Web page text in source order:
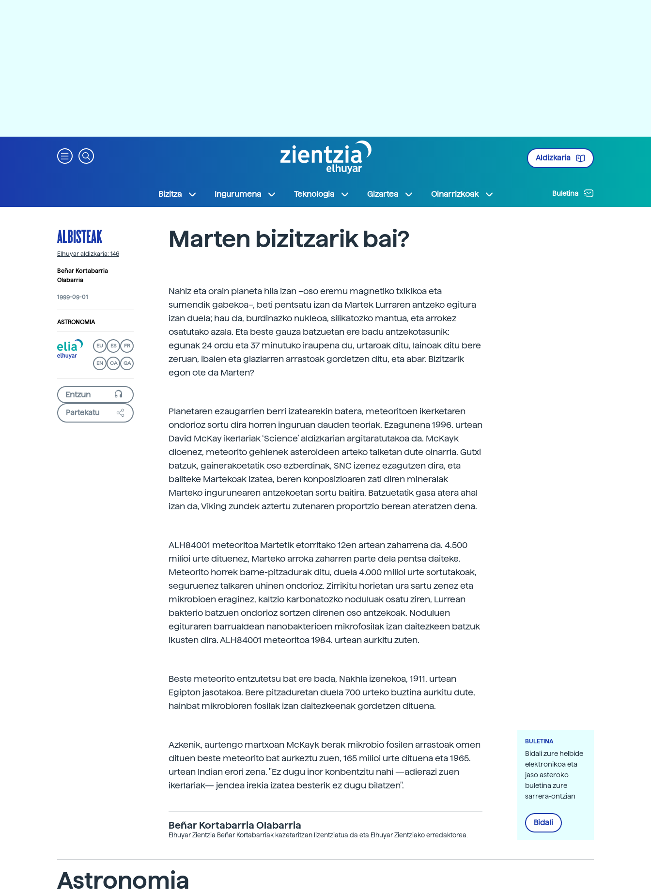
Aldizkaria
Bizitza Ingurumena Teknologia Gizartea Oinarrizkoak Buletina
ALBISTEAK
Elhuyar aldizkaria: 146
Beñar Kortabarria
Olabarria
1999-09-01
ASTRONOMIA
EU ES FR
EN CA GA
Partekatu
Marten bizitzarik bai?
Nahiz eta orain planeta hila izan –oso eremu magnetiko txikikoa eta
sumendik gabekoa–, beti pentsatu izan da Martek Lurraren antzeko egitura
izan duela; hau da, burdinazko nukleoa, silikatozko mantua, eta arrokez
osatutako azala. Eta beste gauza batzuetan ere badu antzekotasunik:
egunak 24 ordu eta 37 minutuko iraupena du, urtaroak ditu, lainoak ditu bere
zeruan, ibaien eta glaziarren arrastoak gordetzen ditu, eta abar. Bizitzarik
egon ote da Marten?
Planetaren ezaugarrien berri izatearekin batera, meteoritoen ikerketaren
ondorioz sortu dira horren inguruan dauden teoriak. Ezagunena 1996. urtean
David McKay ikerlariak ‘Science’ aldizkarian argitaratutakoa da. McKayk
dioenez, meteorito gehienek asteroideen arteko talketan dute oinarria. Gutxi
batzuk, gainerakoetatik oso ezberdinak, SNC izenez ezagutzen dira, eta
baliteke Martekoak izatea, beren konposizioaren zati diren mineralak
Marteko ingurunearen antzekoetan sortu baitira. Batzuetatik gasa atera ahal
izan da, Viking zundek aztertu zutenaren proportzio berean ateratzen dena.
ALH84001 meteoritoa Martetik etorritako 12en artean zaharrena da. 4.500
milioi urte dituenez, Marteko arroka zaharren parte dela pentsa daiteke.
Meteorito horrek barne-pitzadurak ditu, duela 4.000 milioi urte sortutakoak,
seguruenez talkaren uhinen ondorioz. Zirrikitu horietan ura sartu zenez eta
mikrobioen eraginez, kaltzio karbonatozko noduluak osatu ziren, Lurrean
bakterio batzuen ondorioz sortzen direnen oso antzekoak. Noduluen
egituraren barrualdean nanobakterioen mikrofosilak izan daitezkeen batzuk
ikusten dira. ALH84001 meteoritoa 1984. urtean aurkitu zuten.
Beste meteorito entzutetsu bat ere bada, Nakhla izenekoa, 1911. urtean
Egipton jasotakoa. Bere pitzaduretan duela 700 urteko buztina aurkitu dute,
hainbat mikrobioren fosilak izan daitezkeenak gordetzen dituena.
Azkenik, aurtengo martxoan McKayk berak mikrobio fosilen arrastoak omen
dituen beste meteorito bat aurkeztu zuen, 165 milioi urte dituena eta 1965.
urtean Indian erori zena. "Ez dugu inor konbentzitu nahi —adierazi zuen
ikerlariak— jendea irekia izatea besterik ez dugu bilatzen".
Beñar Kortabarria Olabarria
Elhuyar Zientzia Beñar Kortabarriak kazetaritzan lizentziatua da eta Elhuyar Zientziako erredaktorea.
BULETINA
Bidali zure helbide
elektronikoa eta
jaso asteroko
buletina zure
sarrera-ontzian
Bidali
Astronomia